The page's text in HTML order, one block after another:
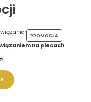
PROMOCJA
na plecach
zł